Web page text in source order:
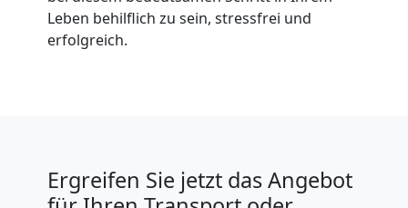
Leben behilflich zu sein, stressfrei und
erfolgreich.
Ergreifen Sie jetzt das Angebot